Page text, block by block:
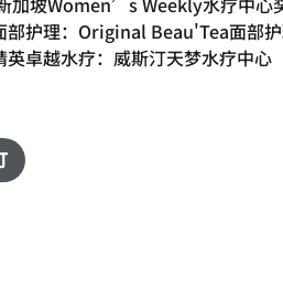
部护理：Original Beau'Tea面部
英卓越水疗：威斯汀天梦水疗中心